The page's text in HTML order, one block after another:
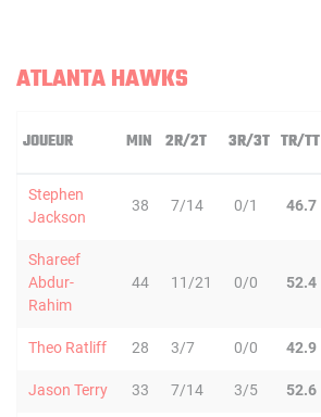
ATLANTA HAWKS
JOUEUR MIN 2R/2T 3R/3T TR/TT
Stephen
Jackson
38 7/14 0/1 46.7
Shareef
Abdur-
Rahim
44 11/21 0/0 52.4
Theo Ratliff 28 3/7 0/0 42.9
Jason Terry 33 7/14 3/5 52.6